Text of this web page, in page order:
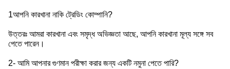
1আপনি কারখানা নাকি ট্রেডিং কোম্পানি?
উত্তরঃ আমরা কারখানা এবং সমৃদ্ধ অভিজ্ঞতা আছে, আপনি কারখানা মূল্য সঙ্গে সব
পেতে পারেন।
2- আমি আপনার গুণমান পরীক্ষা করার জন্য একটি নমুনা পেতে পারি?